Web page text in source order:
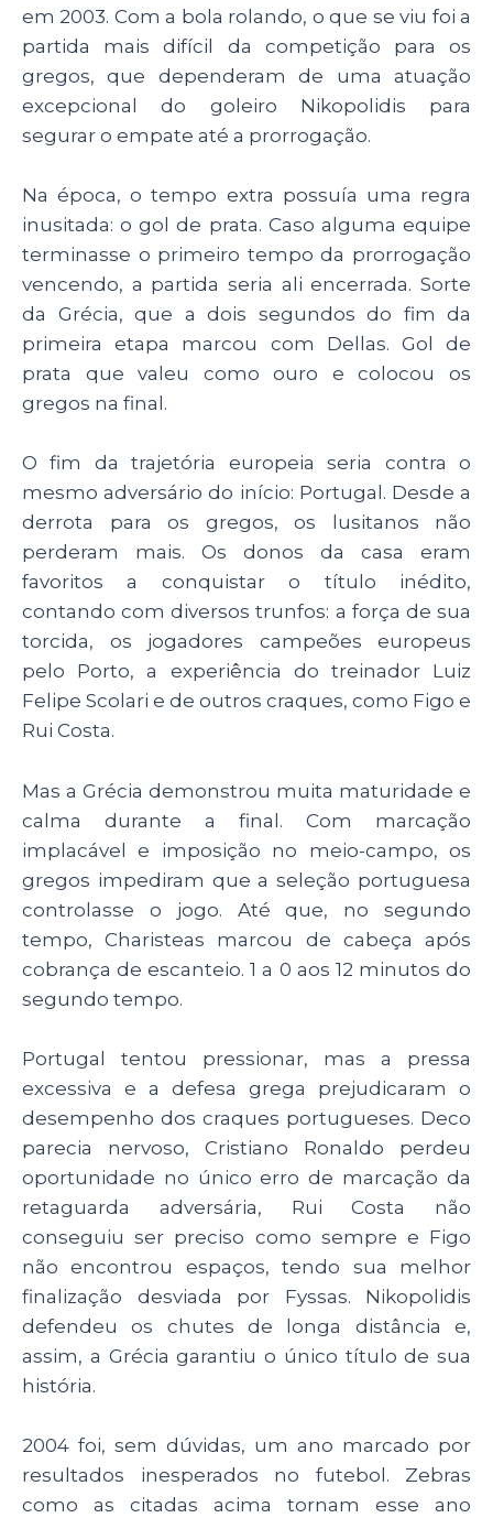
em 2003. Com a bola rolando, o que se viu foi a
partida mais difícil da competição para os
gregos, que dependeram de uma atuação
excepcional do goleiro Nikopolidis para
segurar o empate até a prorrogação.
Na época, o tempo extra possuía uma regra
inusitada: o gol de prata. Caso alguma equipe
terminasse o primeiro tempo da prorrogação
vencendo, a partida seria ali encerrada. Sorte
da Grécia, que a dois segundos do fim da
primeira etapa marcou com Dellas. Gol de
prata que valeu como ouro e colocou os
gregos na final.
O fim da trajetória europeia seria contra o
mesmo adversário do início: Portugal. Desde a
derrota para os gregos, os lusitanos não
perderam mais. Os donos da casa eram
favoritos a conquistar o título inédito,
contando com diversos trunfos: a força de sua
torcida, os jogadores campeões europeus
pelo Porto, a experiência do treinador Luiz
Felipe Scolari e de outros craques, como Figo e
Rui Costa.
Mas a Grécia demonstrou muita maturidade e
calma durante a final. Com marcação
implacável e imposição no meio-campo, os
gregos impediram que a seleção portuguesa
controlasse o jogo. Até que, no segundo
tempo, Charisteas marcou de cabeça após
cobrança de escanteio. 1 a 0 aos 12 minutos do
segundo tempo.
Portugal tentou pressionar, mas a pressa
excessiva e a defesa grega prejudicaram o
desempenho dos craques portugueses. Deco
parecia nervoso, Cristiano Ronaldo perdeu
oportunidade no único erro de marcação da
retaguarda adversária, Rui Costa não
conseguiu ser preciso como sempre e Figo
não encontrou espaços, tendo sua melhor
finalização desviada por Fyssas. Nikopolidis
defendeu os chutes de longa distância e,
assim, a Grécia garantiu o único título de sua
história.
2004 foi, sem dúvidas, um ano marcado por
resultados inesperados no futebol. Zebras
como as citadas acima tornam esse ano